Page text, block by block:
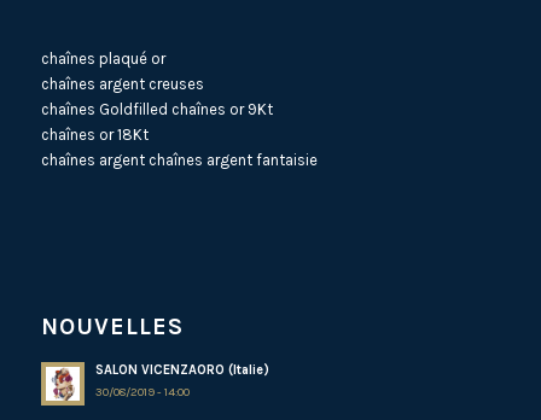
chaînes plaqué or
chaînes argent creuses
chaînes Goldfilled chaînes or 9Kt
chaînes or 18Kt
chaînes argent chaînes argent fantaisie
NOUVELLES
SALON VICENZAORO (Italie)
30/08/2019 - 14:00